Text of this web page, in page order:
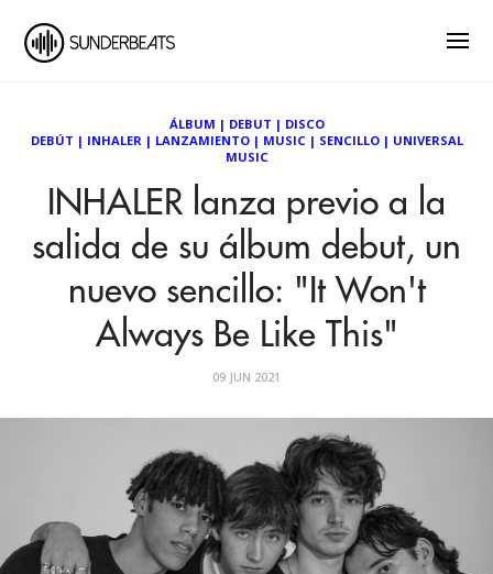
ÁLBUM | DEBUT | DISCO
DEBÚT | INHALER| LANZAMIENTO| MUSIC| SENCILLO| UNIVERSAL
MUSIC
INHALER lanza previo a la
salida de su álbum debut, un
nuevo sencillo: "It Won't
Always Be Like This"
09 JUN 2021